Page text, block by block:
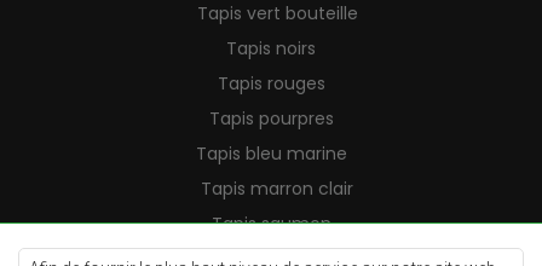
Tapis vert bouteille
Tapis noirs
Tapis rouges
Tapis pourpres
Tapis bleu marine
Tapis marron clair
Tapis saumon
Tapis crème